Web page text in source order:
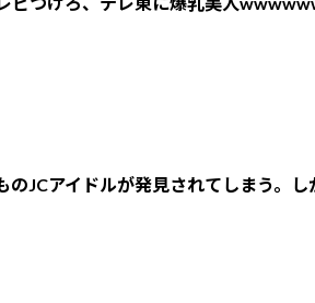
のJCアイドルが発見されてしまう。し